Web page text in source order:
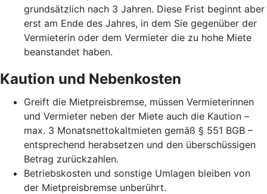
grundsätzlich nach 3 Jahren. Diese Frist beginnt aber
erst am Ende des Jahres, in dem Sie gegenüber der
Vermieterin oder dem Vermieter die zu hohe Miete
beanstandet haben.
Kaution und Nebenkosten
Greift die Mietpreisbremse, müssen Vermieterinnen
und Vermieter neben der Miete auch die Kaution –
max. 3 Monatsnettokaltmieten gemäß § 551 BGB –
entsprechend herabsetzen und den überschüssigen
Betrag zurückzahlen.
Betriebskosten und sonstige Umlagen bleiben von
der Mietpreisbremse unberührt.